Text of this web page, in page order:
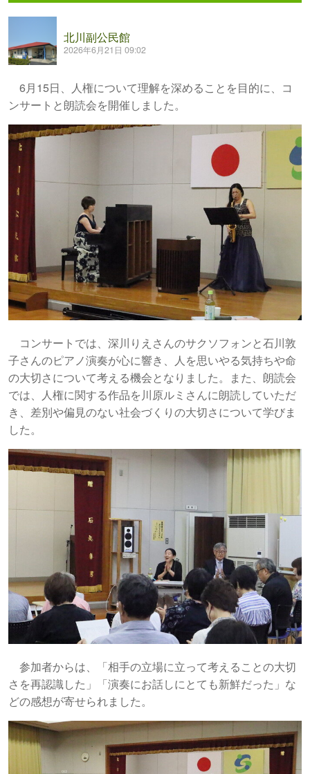
北川副公民館
2026年6月21日 09:02
6月15日、人権について理解を深めることを目的に、コ
ンサートと朗読会を開催しました。
コンサートでは、深川りえさんのサクソフォンと石川敦
子さんのピアノ演奏が心に響き、人を思いやる気持ちや命
の大切さについて考える機会となりました。また、朗読会
では、人権に関する作品を川原ルミさんに朗読していただ
き、差別や偏見のない社会づくりの大切さについて学びま
した。
参加者からは、「相手の立場に立って考えることの大切
さを再認識した」「演奏にお話しにとても新鮮だった」な
どの感想が寄せられました。